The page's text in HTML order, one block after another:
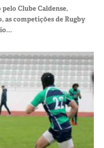
Clube Caldense,
as competições de Rugby